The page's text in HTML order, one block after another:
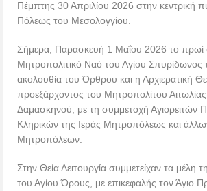
Πέμπτης 30 Απριλίου 2026 στην κεντρική
Πόλεως του Μεσολογγίου.
Σήμερα, Παρασκευή 1 Μαΐου 2026 το πρωί
Μητροπολιτικό Ναό του Αγίου Σπυρίδωνος
ακολουθία του Όρθρου και η Αρχιερατική
προεξάρχοντος του Μητροπολίτου Αιτωλίας
Δαμασκηνού, με τη συμμετοχή Αγιορειτών
Κληρικών της Ιεράς Μητροπόλεως και
Μητροπόλεων.
Στην Θεία Λειτουργία συμμετείχαν τα μέλη
του Αγίου Όρους, με επικεφαλής τον Άγιο